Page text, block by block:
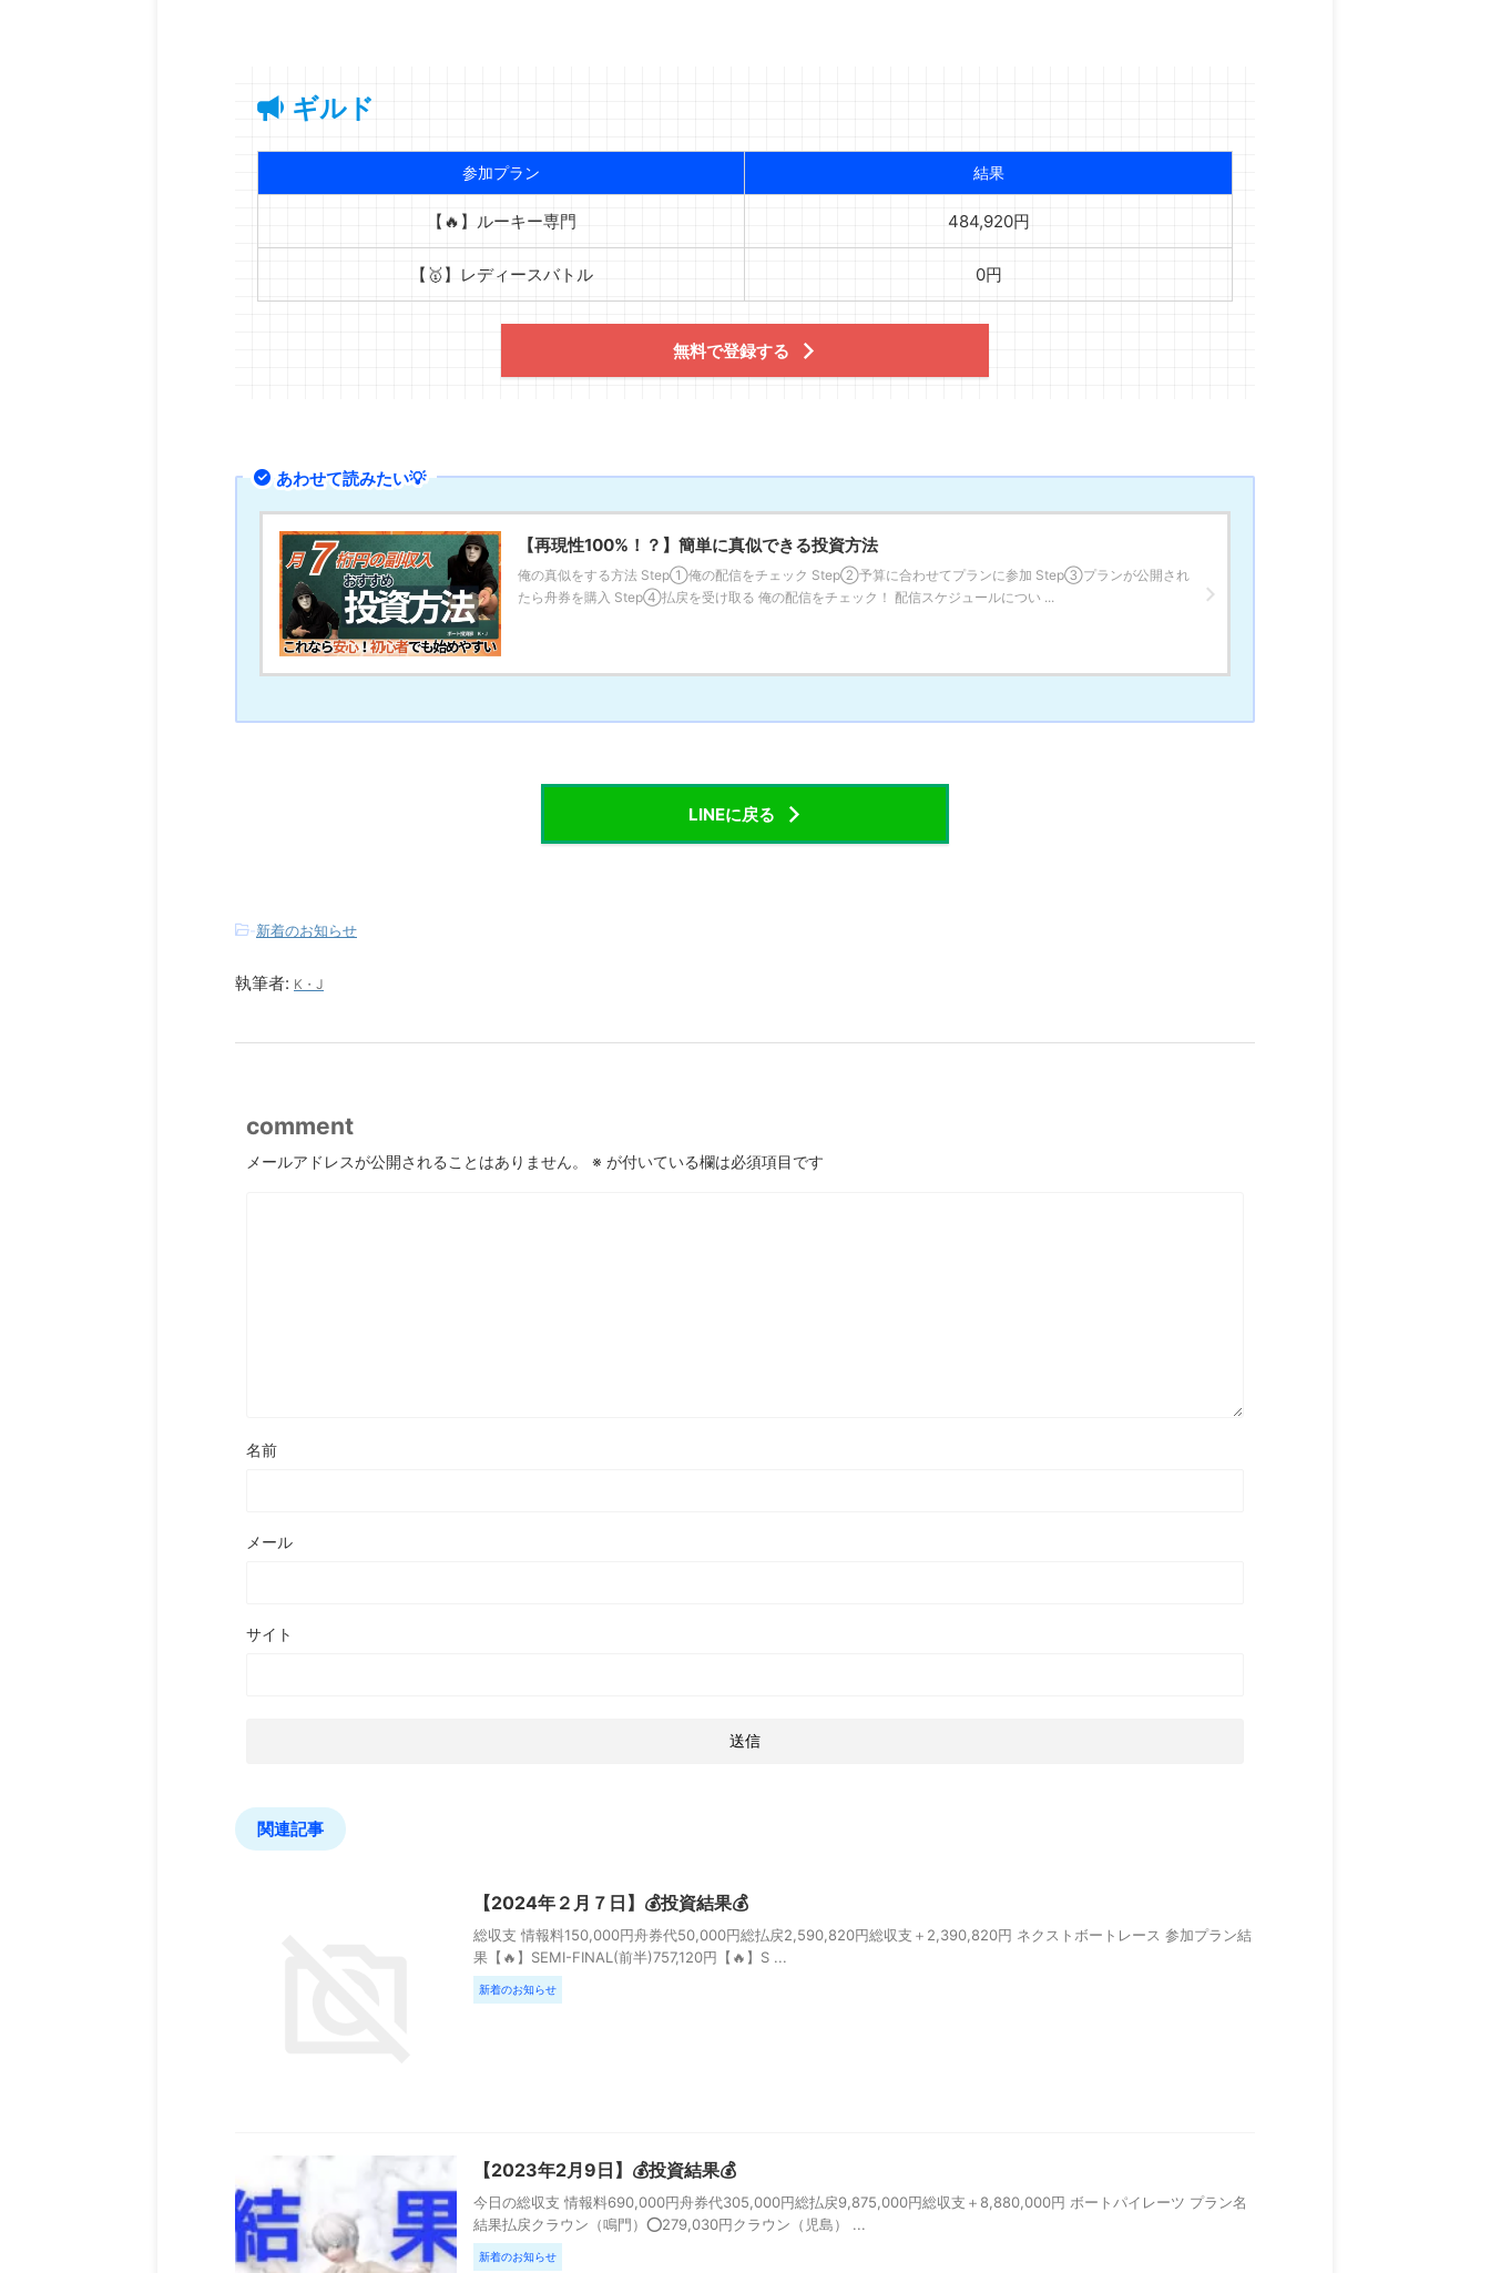
ギルド
参加プラン 結果
【🔥】ルーキー専門 484,920円
【🥇】レディースバトル 0円
無料で登録する
あわせて読みたい💡
【再現性100%！？】簡単に真似できる投資方法
俺の真似をする方法 Step①俺の配信をチェック Step②予算に合わせてプランに参加 Step③プランが公開され
たら舟券を購入 Step④払戻を受け取る 俺の配信をチェック！ 配信スケジュールについ ...
LINEに戻る
-新着のお知らせ
執筆者: K・J
comment
メールアドレスが公開されることはありません。 ※ が付いている欄は必須項目です
名前
メール
サイト
関連記事
【2024年２月７日】💰投資結果💰
総収支 情報料150,000円舟券代50,000円総払戻2,590,820円総収支＋2,390,820円 ネクストボートレース 参加プラン結
果【🔥】SEMI-FINAL(前半)757,120円【🔥】S ...
新着のお知らせ
【2023年2月9日】💰投資結果💰
今日の総収支 情報料690,000円舟券代305,000円総払戻9,875,000円総収支＋8,880,000円 ボートパイレーツ プラン名
結果払戻クラウン（鳴門）⭕️279,030円クラウン（児島） ...
新着のお知らせ